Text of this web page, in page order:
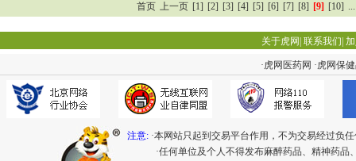
首页 上一页 [1] [2] [3] [4] [5] [6] [7] [8] [9] [10] ...
关于虎网 联系我们
·虎网医药网 ·虎网保
注意: ·本网站只起到交易平台作用，不为交易经过负
·任何单位及个人不得发布麻醉药品、精神药